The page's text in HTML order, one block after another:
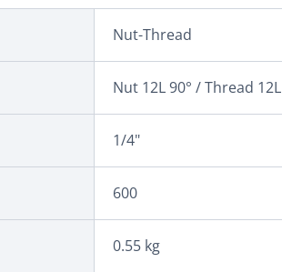
Nut-Thread
Nut 12L 90° / Thread 12L
1/4"
600
0.55 kg